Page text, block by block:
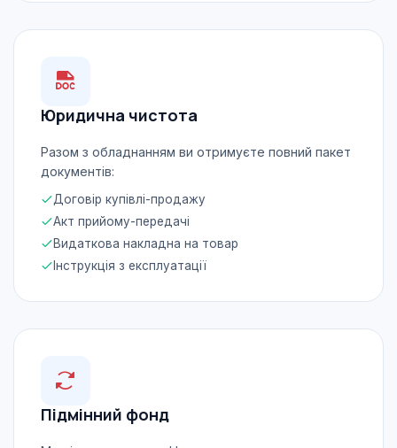
Юридична чистота
Разом з обладнанням ви отримуєте повний пакет
документів:
Договір купівлі-продажу
Акт прийому-передачі
Видаткова накладна на товар
Інструкція з експлуатації
Підмінний фонд